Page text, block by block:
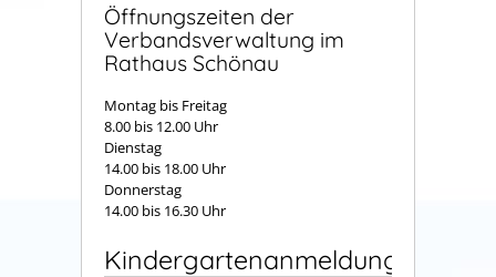
Öffnungszeiten der
Verbandsverwaltung im
Rathaus Schönau
Montag bis Freitag
8.00 bis 12.00 Uhr
Dienstag
14.00 bis 18.00 Uhr
Donnerstag
14.00 bis 16.30 Uhr
Kindergartenanmeldung